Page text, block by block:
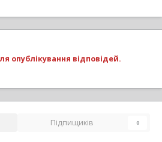
опублікування відповідей.
Підпищиків 0